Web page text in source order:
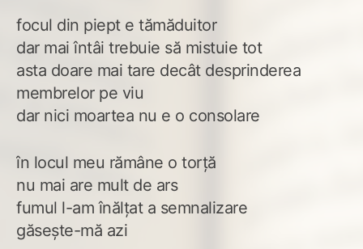
focul din piept e tămăduitor
dar mai întâi trebuie să mistuie tot
asta doare mai tare decât desprinderea
membrelor pe viu
dar nici moartea nu e o consolare
în locul meu rămâne o torță
nu mai are mult de ars
fumul l-am înălțat a semnalizare
găsește-mă azi